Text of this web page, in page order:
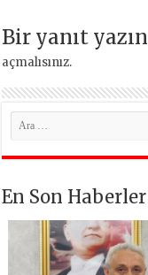
Bir yanıt yazın
açmalısınız.
En Son Haberler